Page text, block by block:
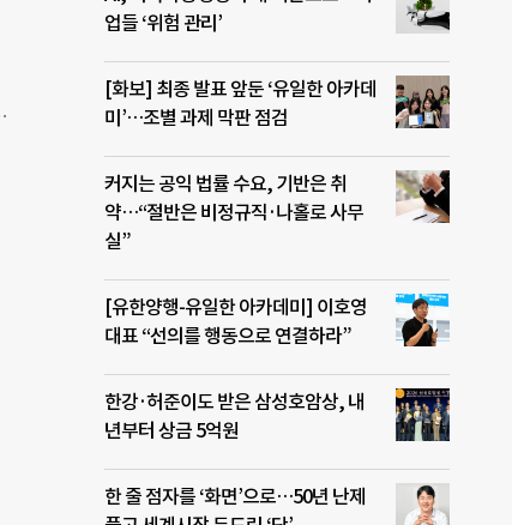
업들 ‘위험 관리’
[화보] 최종 발표 앞둔 ‘유일한 아카데
미’…조별 과제 막판 점검
커지는 공익 법률 수요, 기반은 취
약…“절반은 비정규직·나홀로 사무
실”
[유한양행-유일한 아카데미] 이호영
대표 “선의를 행동으로 연결하라”
한강·허준이도 받은 삼성호암상, 내
년부터 상금 5억원
한 줄 점자를 ‘화면’으로…50년 난제